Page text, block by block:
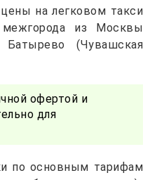
на легковом такси
из Москвы
(Чувашская
офертой и
для
по основным тарифам